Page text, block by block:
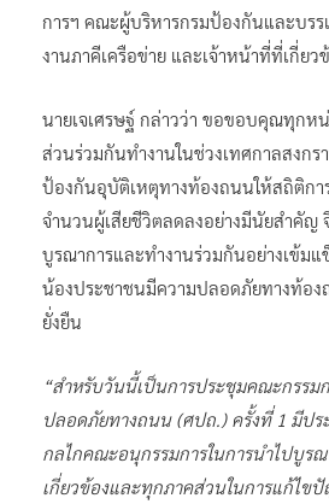
การฯ คณะผู้บริหารกรมป้องกันและบร
งานภาคีเครือข่าย และเจ้าหน้าที่ที่เกี่ยว
นายเจเศรษฐ์ กล่าวว่า ขอขอบคุณทุกห
ส่วนร่วมกันทำงานในช่วงเทศกาลสงก
ป้องกันอุบัติเหตุทางท้องถนนให้สถิติกา
จำนวนผู้เสียชีวิตลดลงอย่างมีนัยสำคัญ
บูรณาการและทำงานร่วมกันอย่างเข้ม
น้องประชาชนมีความปลอดภัยทางท้อ
ยั่งยืน
“สำหรับวันนี้เป็นการประชุมคณะกรรม
ปลอดภัยทางถนน (ศปถ.) ครั้งที่ 1 มีปร
กลไกคณะอนุกรรมการในการนำไปบูร
เกี่ยวข้องและทุกภาคส่วนในการแก้ไข